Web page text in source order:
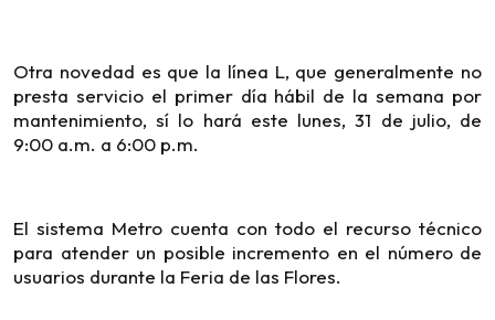
Otra novedad es que la línea L, que generalmente no
presta servicio el primer día hábil de la semana por
mantenimiento, sí lo hará este lunes, 31 de julio, de
9:00 a.m. a 6:00 p.m.
El sistema Metro cuenta con todo el recurso técnico
para atender un posible incremento en el número de
usuarios durante la Feria de las Flores.